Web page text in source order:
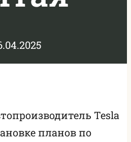
Tesla
планов по